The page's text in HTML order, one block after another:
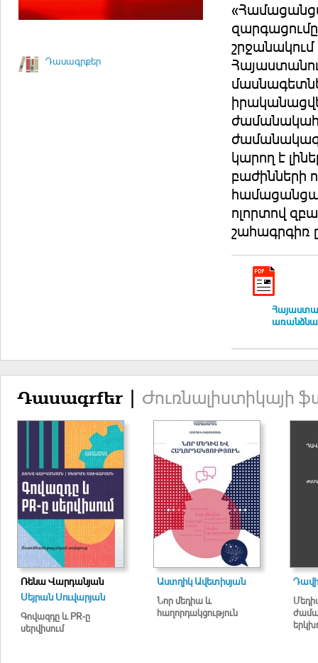
Դասագրքեր
կարող է
բաժինների
ոլորտով
շահագրգիռ
Դասագրքեր | Ժուռնալիստիկայի
Ռենա Վարդանյան
Սեյրան Սուվարյան
Գովազդը և PR-ը
սերվիսում
Աստղիկ Ավետիսյան
Նոր մեդիա և
հաղորդակցություն